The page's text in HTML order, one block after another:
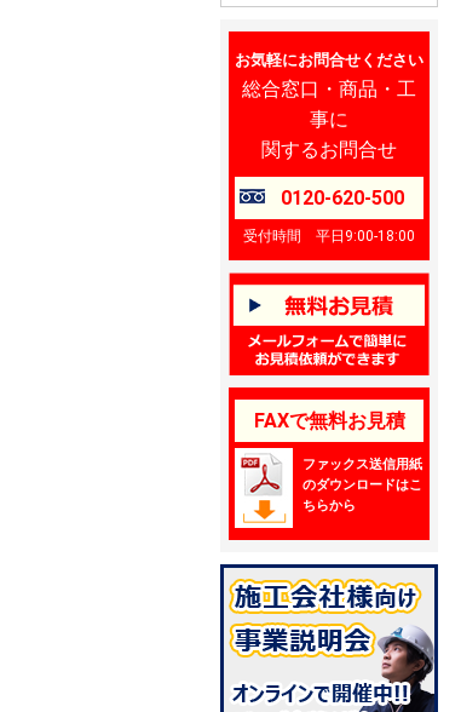
お気軽にお問合せください
総合窓口・商品・工
事に
関するお問合せ
0120-620-500
受付時間 平日9:00-18:00
FAXで無料お見積
ファックス送信用紙
のダウンロードはこ
ちらから